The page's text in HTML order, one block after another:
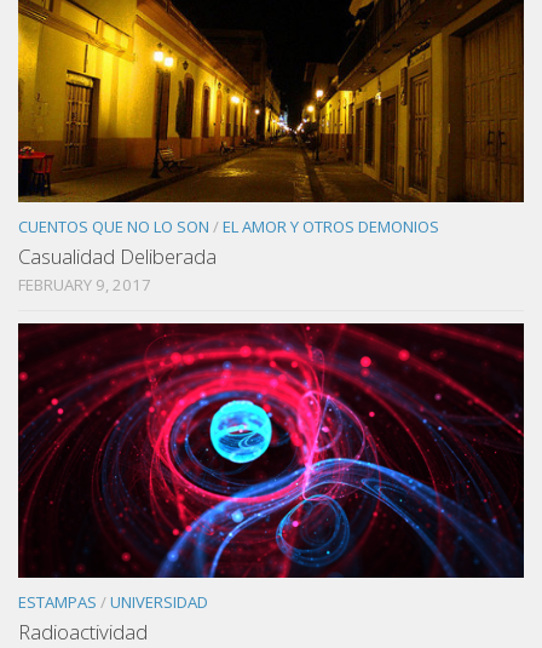
CUENTOS QUE NO LO SON /EL AMOR Y OTROS DEMONIOS
Casualidad Deliberada
FEBRUARY 9, 2017
ESTAMPAS /UNIVERSIDAD
Radioactividad